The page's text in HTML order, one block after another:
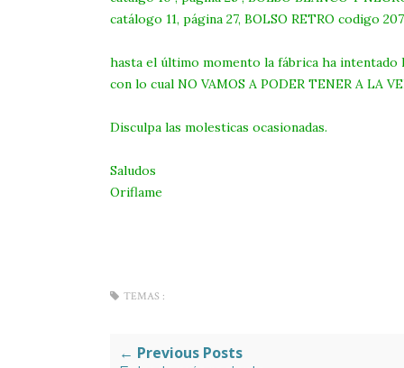
catálogo 11, página 27, BOLSO RETRO codigo
hasta el último momento la fábrica ha
con lo cual NO VAMOS A PODER TENER A LA
Disculpa las molesticas ocasionadas.
Saludos
Oriflame
TEMAS :
← Previous Posts